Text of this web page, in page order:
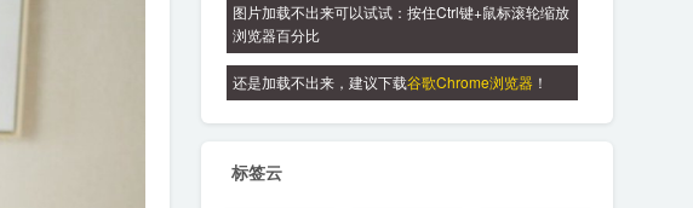
图片加载不出来可以试试：按住Ctrl键+鼠标滚轮缩放
浏览器百分比
还是加载不出来，建议下载谷歌Chrome浏览器 ！
标签云